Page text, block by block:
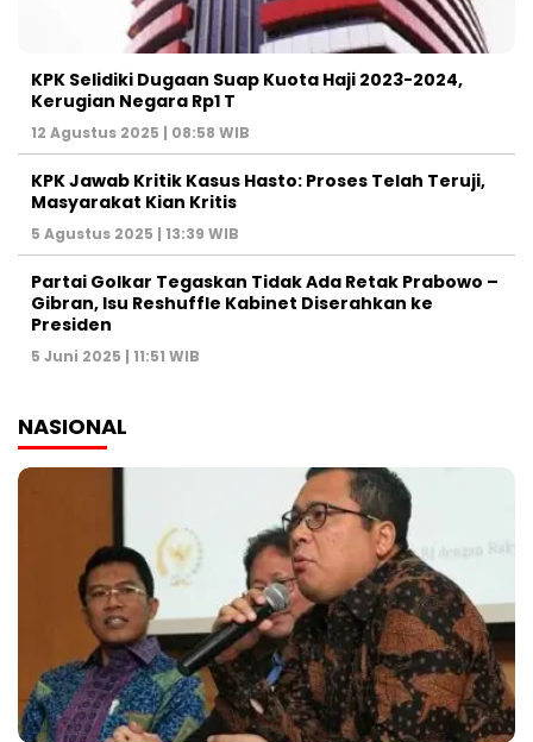
KPK Selidiki Dugaan Suap Kuota Haji 2023-2024,
Kerugian Negara Rp1 T
12 Agustus 2025 | 08:58 WIB
KPK Jawab Kritik Kasus Hasto: Proses Telah Teruji,
Masyarakat Kian Kritis
5 Agustus 2025 | 13:39 WIB
Partai Golkar Tegaskan Tidak Ada Retak Prabowo –
Gibran, Isu Reshuffle Kabinet Diserahkan ke
Presiden
5 Juni 2025 | 11:51 WIB
NASIONAL